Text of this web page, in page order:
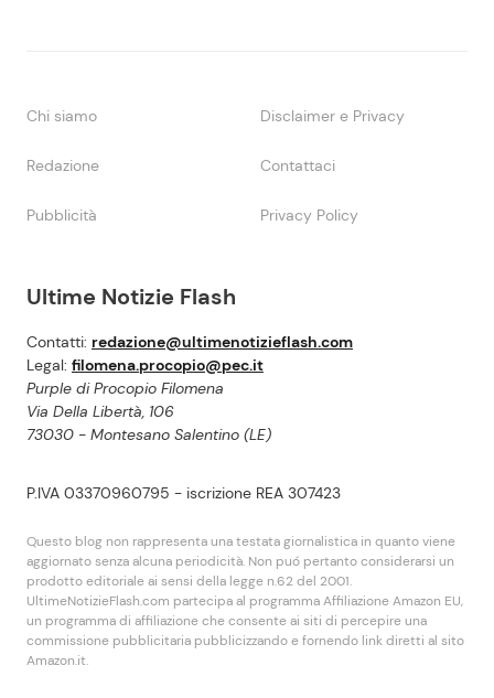
Ultime Notizie Flash
Contatti: redazione@ultimenotizieflash.com
Legal: filomena.procopio@pec.it
Purple di Procopio Filomena
Via Della Libertà, 106
73030 - Montesano Salentino (LE)
P.IVA 03370960795 - iscrizione REA 307423
Questo blog non rappresenta una testata giornalistica in quanto viene
aggiornato senza alcuna periodicità. Non puó pertanto considerarsi un
prodotto editoriale ai sensi della legge n.62 del 2001.
UltimeNotizieFlash.com partecipa al programma Affiliazione Amazon EU,
un programma di affiliazione che consente ai siti di percepire una
commissione pubblicitaria pubblicizzando e fornendo link diretti al sito
Amazon.it.
Chi siamo Disclaimer e Privacy
Redazione Contattaci
Pubblicità Privacy Policy